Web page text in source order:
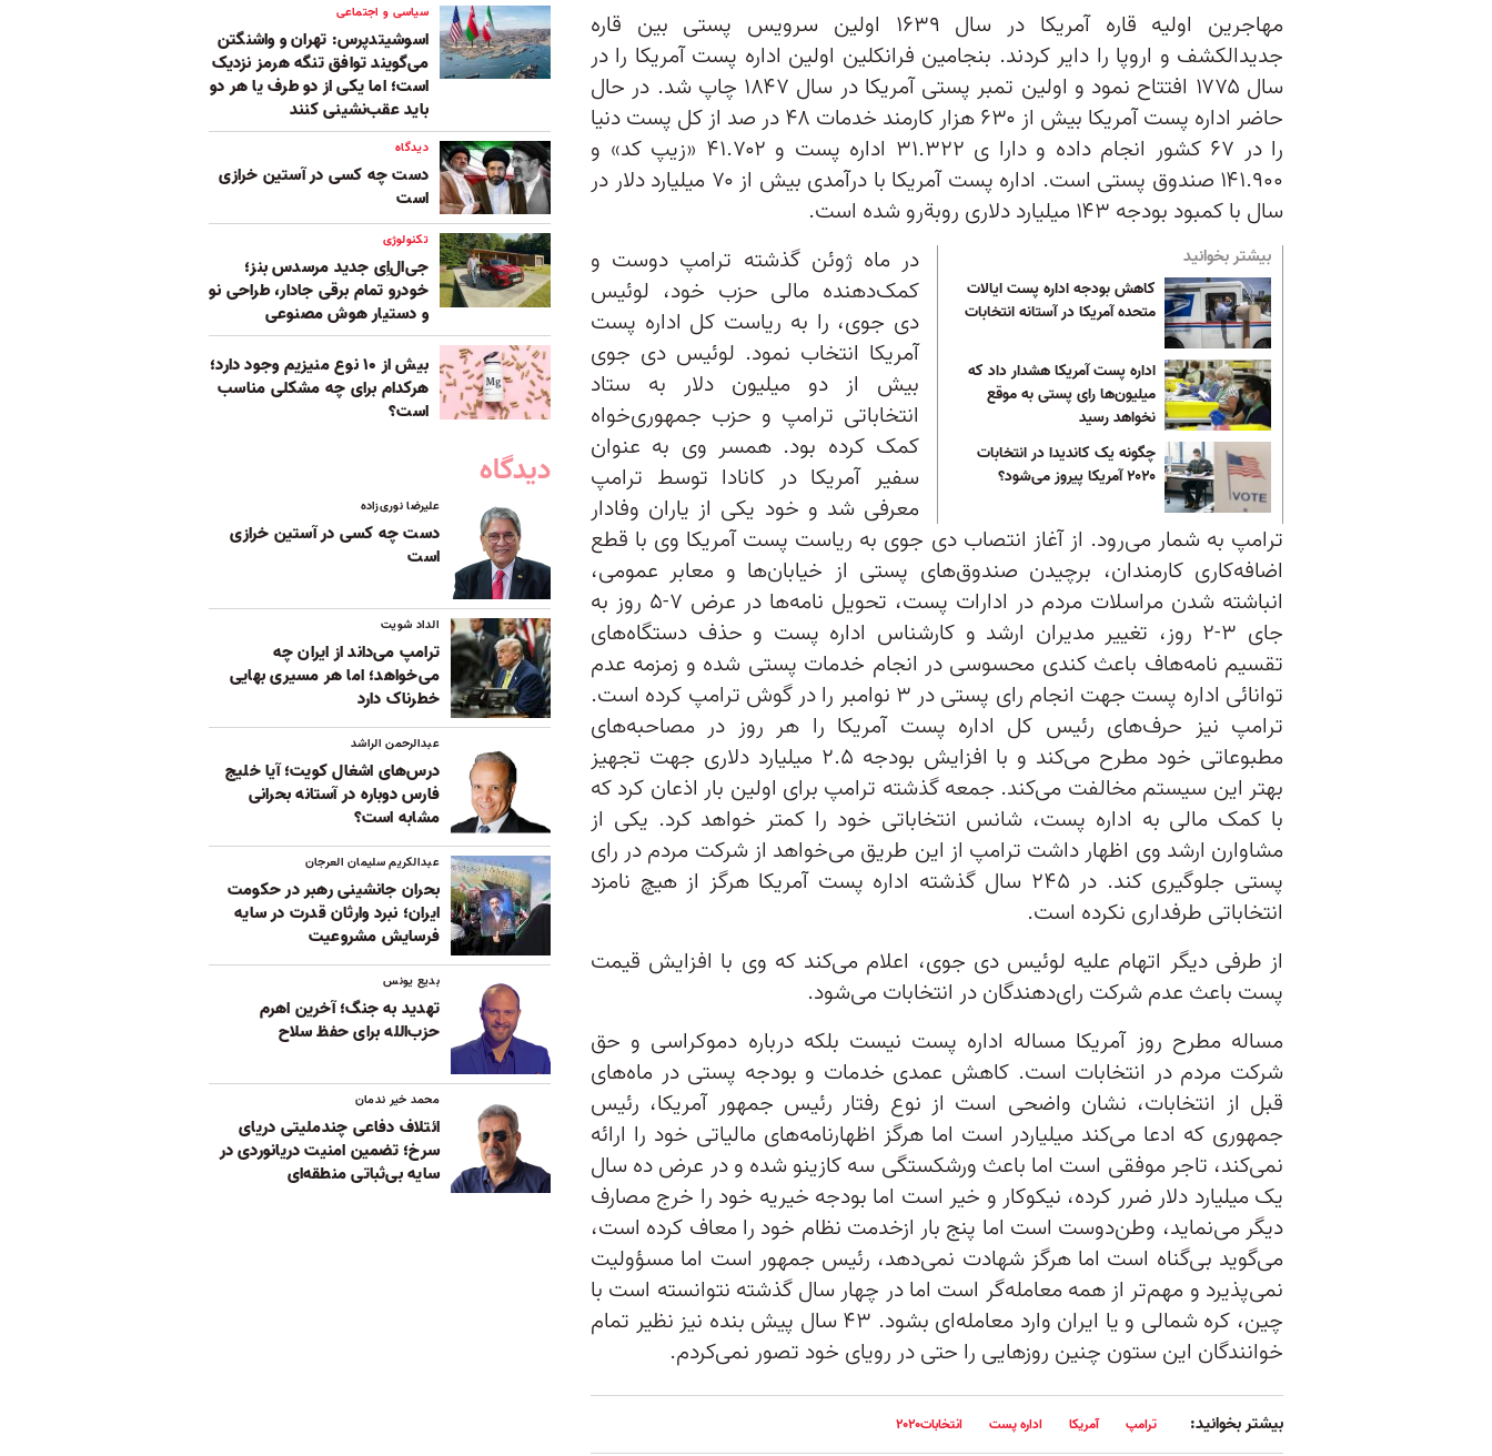
مهاجرین اولیه قاره آمریکا در سال ۱۶۳۹ اولین سرویس پستی بین قاره
جدیدالکشف و اروپا را دایر کردند. بنجامین فرانکلین اولین اداره پست آمریکا را در
سال ۱۷۷۵ افتتاح نمود و اولین تمبر پستی آمریکا در سال ۱۸۴۷ چاپ شد. در حال
حاضر اداره پست آمریکا بیش از ۶۳۰ هزار کارمند خدمات ۴۸ در صد از کل پست دنیا
را در ۶۷ کشور انجام داده و دارا ی ۳۱.۳۲۲ اداره پست و ۴۱.۷۰۲ «زیپ کد» و
۱۴۱.۹۰۰ صندوق پستی است. اداره پست آمریکا با درآمدی بیش از ۷۰ میلیارد دلار در
سال با کمبود بودجه ۱۴۳ میلیارد دلاری روبةرو شده است.
بیشتر بخوانید
کاهش بودجه اداره پست ایالات
متحده آمریکا در آستانه انتخابات
اداره پست آمریکا هشدار داد که
میلیون‌ها رای پستی به موقع
نخواهد رسید
چگونه یک کاندیدا در انتخابات
۲۰۲۰ آمریکا پیروز می‌شود؟
در ماه ژوئن گذشته ترامپ دوست و
کمک‌دهنده مالی حزب خود، لوئیس
دی جوی، را به ریاست کل اداره پست
آمریکا انتخاب نمود. لوئیس دی جوی
بیش از دو میلیون دلار به ستاد
انتخاباتی ترامپ و حزب جمهوری‌خواه
کمک کرده بود. همسر وی به عنوان
سفیر آمریکا در کانادا توسط ترامپ
معرفی شد و خود یکی از یاران وفادار
ترامپ به شمار می‌رود. از آغاز انتصاب دی جوی به ریاست پست آمریکا وی با قطع
اضافه‌کاری کارمندان، برچیدن صندوق‌های پستی از خیابان‌ها و معابر عمومی،
انباشته شدن مراسلات مردم در ادارات پست، تحویل نامه‌ها در عرض ۷-۵ روز به
جای ۳-۲ روز، تغییر مدیران ارشد و کارشناس اداره پست و حذف دستگاه‌های
تقسیم نامه‌هاف باعث کندی محسوسی در انجام خدمات پستی شده و زمزمه‌ عدم
توانائی اداره پست جهت انجام رای پستی در ۳ نوامبر را در گوش ترامپ کرده است.
ترامپ نیز حرف‌های رئیس کل اداره پست آمریکا را هر روز در مصاحبه‌های
مطبوعاتی خود مطرح می‌کند و با افزایش بودجه ۲.۵ میلیارد دلاری جهت تجهیز
بهتر این سیستم مخالفت می‌کند. جمعه گذشته ترامپ برای اولین بار اذعان کرد که
با کمک مالی به اداره پست، شانس انتخاباتی خود را کمتر خواهد کرد. یکی از
مشاوارن ارشد وی اظهار داشت ترامپ از این طریق می‌خواهد از شرکت مردم در رای
پستی جلوگیری کند. در ۲۴۵ سال گذشته اداره پست آمریکا هرگز از هیچ نامزد
انتخاباتی طرفداری نکرده است.
از طرفی دیگر اتهام علیه لوئیس دی جوی، اعلام می‌کند که وی با افزایش قیمت
پست باعث‌ عدم شرکت رای‌دهندگان در انتخابات می‌شود.
مساله مطرح روز آمریکا مساله اداره پست نیست بلکه درباره دموکراسی و حق
شرکت مردم در انتخابات است. کاهش عمدی خدمات و بودجه پستی در ماه‌های
قبل از انتخابات، نشان واضحی است از نوع رفتار رئیس جمهور آمریکا، رئیس
جمهوری که ادعا می‌کند میلیاردر است اما هرگز اظهارنامه‌های مالیاتی خود را ارائه
نمی‌کند، تاجر موفقی است اما باعث ورشکستگی سه کازینو شده و در عرض ده سال
یک میلیارد دلار ضرر کرده، نیکوکار و خیر است اما بودجه خیریه خود را خرج مصارف
دیگر می‌نماید، وطن‌دوست است اما پنج بار ازخدمت نظام خود را معاف کرده است،
می‌گوید بی‌گناه است اما هرگز شهادت نمی‌دهد، رئیس جمهور است اما مسؤولیت
نمی‌پذیرد و مهم‌تر از همه معامله‌گر است اما در چهار سال گذشته نتوانسته است با
چین، کره شمالی و یا ایران وارد معامله‌ای بشود. ۴۳ سال پیش بنده نیز نظیر تمام
خوانندگان این ستون چنین روزهایی را حتی در رویای خود تصور نمی‌کردم.
بیشتر بخوانید: ترامپ آمریکا اداره پست انتخابات۲۰۲۰
سیاسی و اجتماعی
اسوشیتدپرس: تهران و واشنگتن
می‌گویند توافق تنگه هرمز نزدیک
است؛ اما یکی از دو طرف یا هر دو
باید عقب‌نشینی کنند
دیدگاه
دست چه کسی در آستین خرازی
است
تکنولوژی
جی‌ال‌اِی جدید مرسدس بنز؛
خودرو تمام برقی جادار، طراحی نو
و دستیار هوش مصنوعی
بیش از ۱۰ نوع منیزیم وجود دارد؛
هر‌کدام برای چه مشکلی مناسب‌
است؟
دیدگاه
علیرضا نوری‌زاده
دست چه کسی در آستین خرازی
است
الداد شویت
ترامپ می‌داند از ایران چه
می‌خواهد؛ اما هر مسیری بهایی
خطرناک دارد
عبدالرحمن الراشد
درس‌های اشغال کویت؛ آیا خلیج
فارس دوباره در آستانه بحرانی
مشابه است؟
عبدالکریم سلیمان العرجان
بحران جانشینی رهبر در حکومت
ایران؛ نبرد وارثان قدرت در سایه
فرسایش مشروعیت
بدیع یونس
تهدید به جنگ؛ آخرین اهرم
حزب‌الله برای حفظ سلاح
محمد خیر ندمان
ائتلاف دفاعی چندملیتی دریای
سرخ؛ تضمین امنیت دریانوردی در
سایه بی‌ثباتی‌ منطقه‌ای